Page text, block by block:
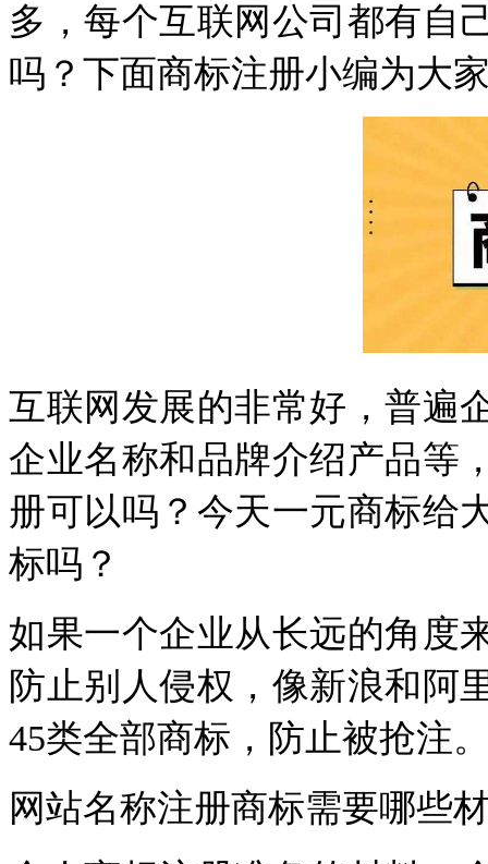
多，每个互联网公司都有自
吗？下面商标注册小编为大
互联网发展的非常好，普遍
企业名称和品牌介绍产品等
册可以吗？今天一元商标给
标吗？
如果一个企业从长远的角度
防止别人侵权，像新浪和阿
45类全部商标，防止被抢注
网站名称注册商标需要哪些